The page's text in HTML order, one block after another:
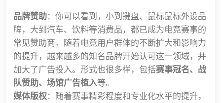
品牌赞助：你可以看到，小到键盘、鼠标鼠标外设品
牌，大到汽车、饮料等消费品，都已成为电竞赛事的
常见赞助商。随着电竞用户群体的不断扩大和影响力
的提升，越来越多的知名品牌开始认可这一领域，并
加大了广告投入。形式也很多样，包括赛事冠名、战
队赞助、场馆广告植入等。
媒体版权：随着赛事精彩程度和专业化水平的提升，